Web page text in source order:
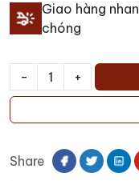
Giao hàng
chóng
-
Rượu
Gran
+
Share